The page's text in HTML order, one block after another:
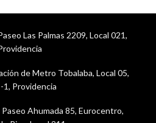
Las Palmas 2209, Local 021,
de Metro Tobalaba, Local 05,
1, Providencia
Paseo Ahumada 85, Eurocentro,